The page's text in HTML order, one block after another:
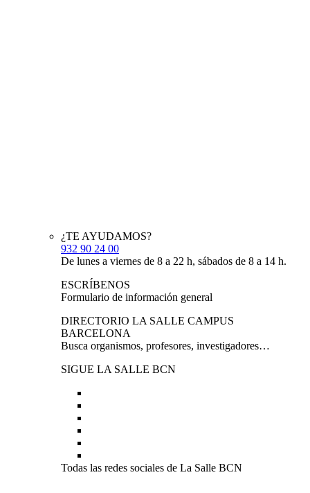
¿TE AYUDAMOS?
932 90 24 00
De lunes a viernes de 8 a 22 h, sábados de 8 a 14 h.
ESCRÍBENOS
Formulario de información general
DIRECTORIO LA SALLE CAMPUS
BARCELONA
Busca organismos, profesores, investigadores…
SIGUE LA SALLE BCN
Todas las redes sociales de La Salle BCN